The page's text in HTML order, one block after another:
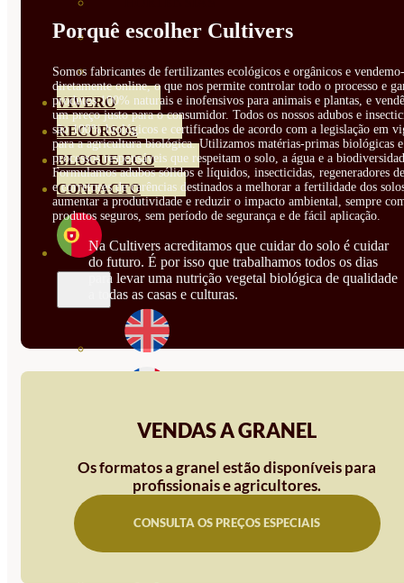
ROSALES
GERANIOS
VIVERO
RECURSOS
BLOGUE ECO
CONTACTO
Porquê escolher Cultivers
Somos fabricantes de fertilizantes ecológicos e orgânicos e
diretamente online, o que nos permite controlar todo o processo e
produtos 100% naturais e inofensivos para animais e plantas, e
um preço justo para o consumidor. Todos os nossos adubos e
são 100% biológicos e certificados de acordo com a legislação em
para a agricultura biológica. Utilizamos matérias-primas biológicas e
processos responsáveis que respeitam o solo, a água e a
Formulamos adubos sólidos e líquidos, insecticidas, regeneradores
e corretores de carências destinados a melhorar a fertilidade dos
aumentar a produtividade e reduzir o impacto ambiental, sempre
produtos seguros, sem período de segurança e de fácil aplicação.
Na Cultivers acreditamos que cuidar do solo é cuidar
do futuro. É por isso que trabalhamos todos os dias
para levar uma nutrição vegetal biológica de qualidade
a todas as casas e culturas.
VENDAS A GRANEL
Os formatos a granel estão disponíveis para
profissionais e agricultores.
CONSULTA OS PREÇOS ESPECIAIS